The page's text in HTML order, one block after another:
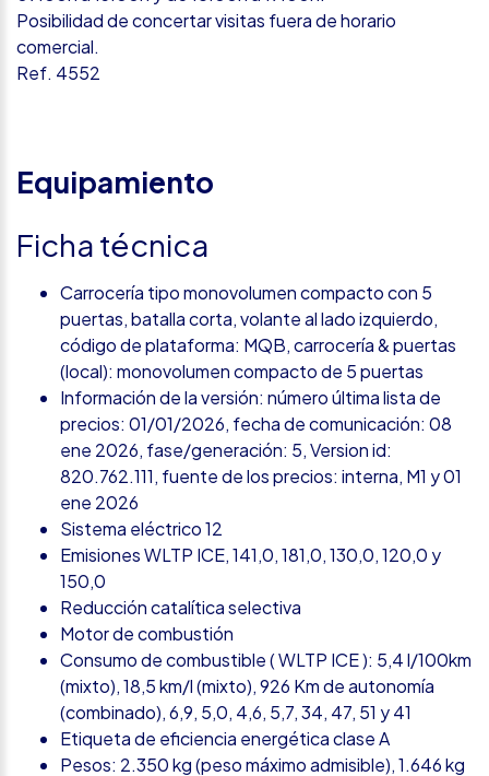
Posibilidad de concertar visitas fuera de horario
comercial.
Ref. 4552
Equipamiento
Ficha técnica
Carrocería tipo monovolumen compacto con 5
puertas, batalla corta, volante al lado izquierdo,
código de plataforma: MQB, carrocería & puertas
(local): monovolumen compacto de 5 puertas
Información de la versión: número última lista de
precios: 01/01/2026, fecha de comunicación: 08
ene 2026, fase/generación: 5, Version id:
820.762.111, fuente de los precios: interna, M1 y 01
ene 2026
Sistema eléctrico 12
Emisiones WLTP ICE, 141,0, 181,0, 130,0, 120,0 y
150,0
Reducción catalítica selectiva
Motor de combustión
Consumo de combustible ( WLTP ICE ): 5,4 l/100km
(mixto), 18,5 km/l (mixto), 926 Km de autonomía
(combinado), 6,9, 5,0, 4,6, 5,7, 34, 47, 51 y 41
Etiqueta de eficiencia energética clase A
Pesos: 2.350 kg (peso máximo admisible), 1.646 kg